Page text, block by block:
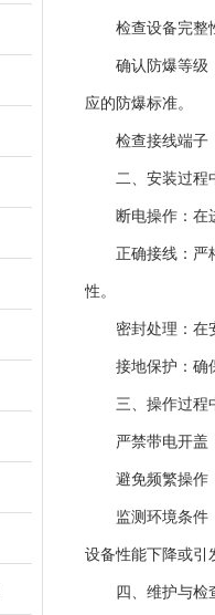
检查设备完整性
确认防爆等级：
应的防爆标准。
检查接线端子：
二、安装过程
断电操作：在进
正确接线：严格
性。
密封处理：在安
接地保护：确保
三、操作过程
严禁带电开盖：
避免频繁操作：
监测环境条件：
设备性能下降或引
四、维护与检